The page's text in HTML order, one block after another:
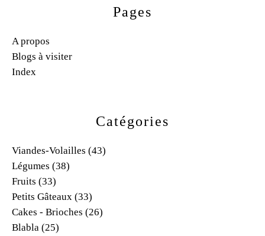
Catégories
Viandes-Volailles (43)
Légumes (38)
Fruits (33)
Petits Gâteaux (33)
Cakes - Brioches (26)
Blabla (25)
Pages
A propos
Blogs à visiter
Index